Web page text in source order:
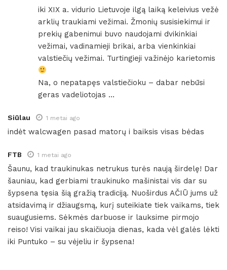
iki XIX a. vidurio Lietuvoje ilgą laiką keleivius vežė
arklių traukiami vežimai. Žmonių susisiekimui ir
prekių gabenimui buvo naudojami dvikinkiai
vežimai, vadinamieji brikai, arba vienkinkiai
valstiečių vežimai. Turtingieji važinėjo karietomis
Na, o nepatapęs valstiečioku – dabar nebūsi
geras vadeliotojas …
Siūlau 1 metai ago
indėt walcwagen pasad matorų i baiksis visas bėdas
FTB 1 metai ago
Šaunu, kad traukinukas netrukus turės naują širdelę! Dar
šauniau, kad gerbiami traukinuko mašinistai vis dar su
šypsena tęsia šią gražią tradiciją. Nuoširdus AČIŪ jums už
atsidavimą ir džiaugsmą, kurį suteikiate tiek vaikams, tiek
suaugusiems. Sėkmės darbuose ir lauksime pirmojo
reiso! Visi vaikai jau skaičiuoja dienas, kada vėl galės lėkti
iki Puntuko – su vėjeliu ir šypsena!